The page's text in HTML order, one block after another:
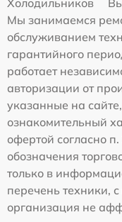
Холодильников
Мы занимаемся
обслуживанием
гарантийного
работает
авторизации от
указанные на
ознакомительный
офертой согласно
обозначения
только в
перечень техники,
организация не